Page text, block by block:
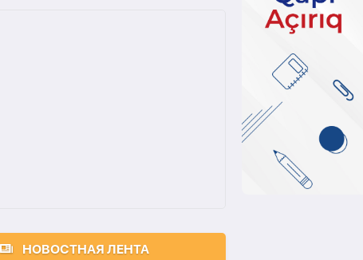
НОВОСТНАЯ ЛЕНТА